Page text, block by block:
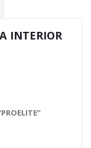
INTERIOR